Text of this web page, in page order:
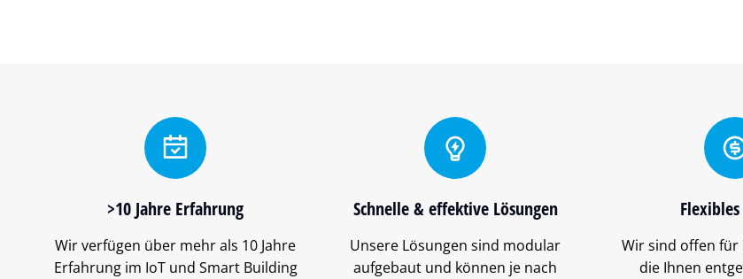
>10 Jahre Erfahrung
Wir verfügen über mehr als 10 Jahre
Erfahrung im IoT und Smart Building
Schnelle & effektive Lösungen
Unsere Lösungen sind modular
aufgebaut und können je nach
Wir sind offen für
die Ihnen